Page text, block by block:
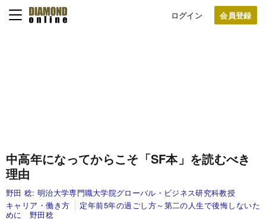
ログイン
中高年になってからこそ「SF本」を読むべき
理由
野田 稔: 明治大学専門職大学院グローバル・ビジネス研究科教授
キャリア・働き方
定年前5年の過ごし方～第二の人生で後悔しないた
めに 野田稔